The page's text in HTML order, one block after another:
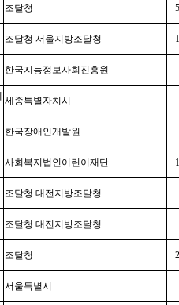
조달청
조달청 서울지방조달청
한국지능정보사회진흥원
세종특별자치시
한국장애인개발원
사회복지법인어린이재단
조달청 대전지방조달청
조달청 대전지방조달청
조달청
서울특별시